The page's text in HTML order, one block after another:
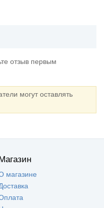
отзыв первым
могут оставлять
магазине